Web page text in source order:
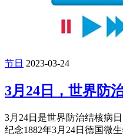
节日 2023-03-24
3月24日，世界防
3月24日是世界防治结核病日
纪念1882年3月24日德国微